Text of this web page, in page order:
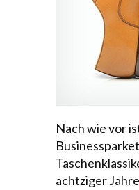
Nach wie vor
achtziger